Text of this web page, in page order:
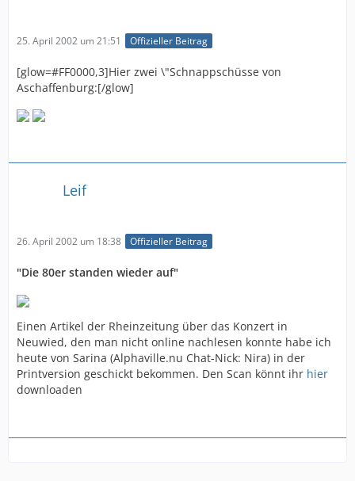
25. April 2002 um 21:51 Offizieller Beitrag
[glow=#FF0000,3]Hier zwei \"Schnappschüsse von
Aschaffenburg:[/glow]
Leif
26. April 2002 um 18:38 Offizieller Beitrag
"Die 80er standen wieder auf"
Einen Artikel der Rheinzeitung über das Konzert in
Neuwied, den man nicht online nachlesen konnte habe ich
heute von Sarina (Alphaville.nu Chat-Nick: Nira) in der
Printversion geschickt bekommen. Den Scan könnt ihr hier
downloaden